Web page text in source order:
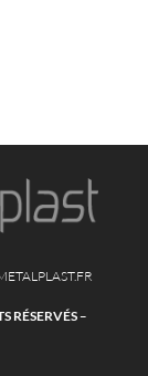
RÉSERVÉS–